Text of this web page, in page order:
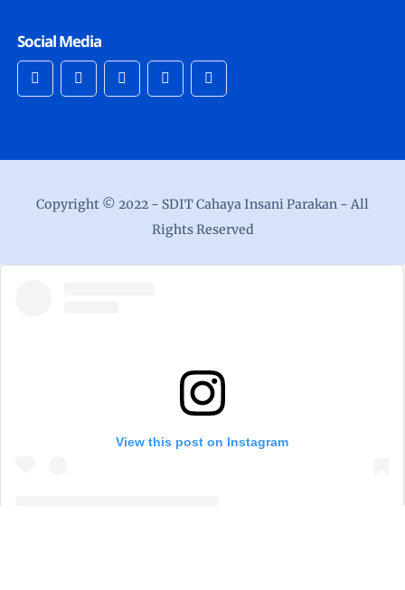
Social Media
Copyright © 2022 - SDIT Cahaya Insani Parakan - All
Rights Reserved
View this post on Instagram